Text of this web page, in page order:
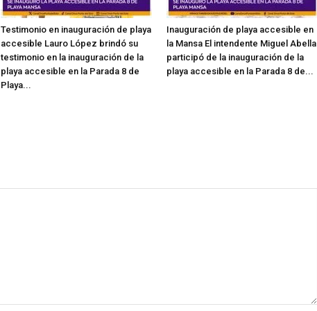
Testimonio en inauguración de playa
accesible Lauro López brindó su
testimonio en la inauguración de la
playa accesible en la Parada 8 de
Playa...
Inauguración de playa accesible en
la Mansa El intendente Miguel Abella
participó de la inauguración de la
playa accesible en la Parada 8 de...